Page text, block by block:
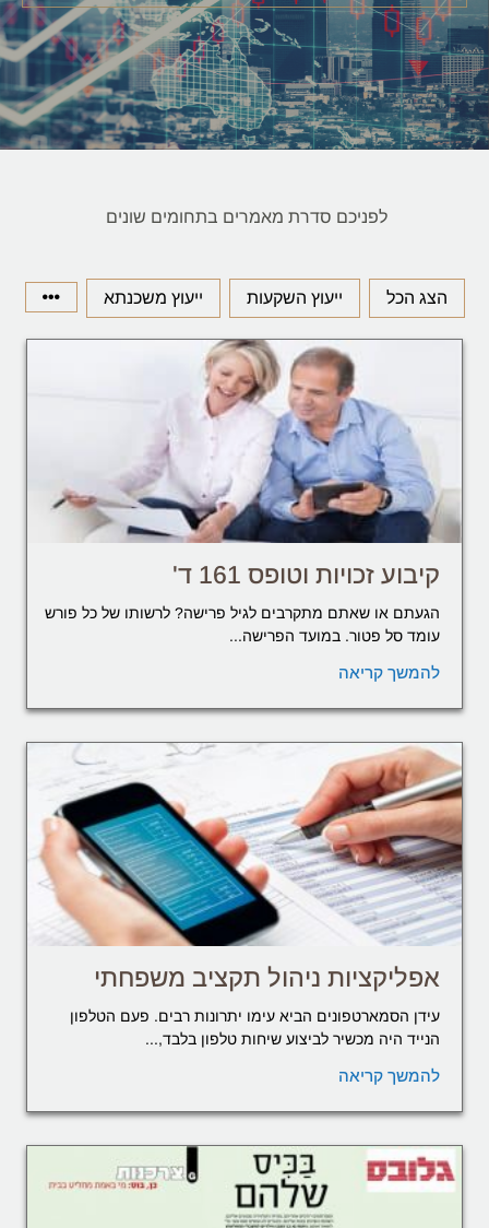
לפניכם סדרת מאמרים בתחומים שונים
הצג הכל ייעוץ השקעות ייעוץ משכנתא
קיבוע זכויות וטופס 161 ד'
הגעתם או שאתם מתקרבים לגיל פרישה? לרשותו של כל פורש
עומד סל פטור. במועד הפרישה...
להמשך קריאה
אפליקציות ניהול תקציב משפחתי
עידן הסמארטפונים הביא עימו יתרונות רבים. פעם הטלפון
הנייד היה מכשיר לביצוע שיחות טלפון בלבד,...
להמשך קריאה